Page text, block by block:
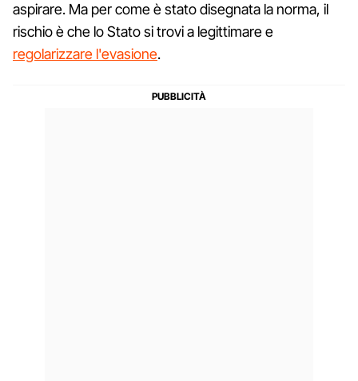
aspirare. Ma per come è stato disegnata la norma, il
rischio è che lo Stato si trovi a legittimare e
regolarizzare l'evasione.